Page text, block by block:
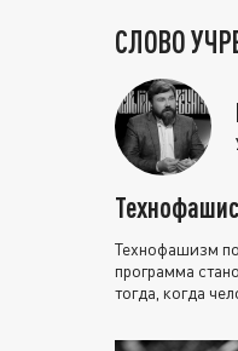
СЛОВО
Технофашизм
программа
тогда, когда